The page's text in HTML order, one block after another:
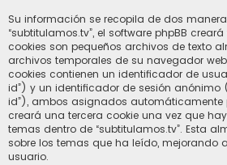
Su información se recopila de dos
“subtitulamos.tv”, el software phpBB
cookies son pequeños archivos de texto
archivos temporales de su navegador
cookies contienen un identificador de
id”) y un identificador de sesión anónimo
id”), ambos asignados automáticamente
creará una tercera cookie una vez que
temas dentro de “subtitulamos.tv”. Esta
sobre los temas que ha leído, mejorando
usuario.